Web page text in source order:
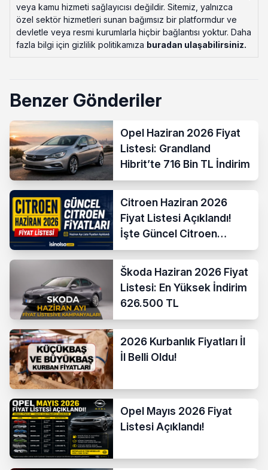
veya kamu hizmeti sağlayıcısı değildir. Sitemiz, yalnızca
özel sektör hizmetleri sunan bağımsız bir platformdur ve
devletle veya resmi kurumlarla hiçbir bağlantısı yoktur. Daha
fazla bilgi için gizlilik politikamıza buradan ulaşabilirsiniz.
Benzer Gönderiler
Opel Haziran 2026 Fiyat
Listesi: Grandland
Hibrit’te 716 Bin TL İndirim
Citroen Haziran 2026
Fiyat Listesi Açıklandı!
İşte Güncel Citroen
Fiyatları
Škoda Haziran 2026 Fiyat
Listesi: En Yüksek İndirim
626.500 TL
2026 Kurbanlık Fiyatları İl
İl Belli Oldu!
Opel Mayıs 2026 Fiyat
Listesi Açıklandı!